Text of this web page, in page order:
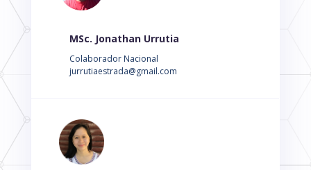
MSc. Jonathan Urrutia
Colaborador Nacional
jurrutiaestrada@gmail.com